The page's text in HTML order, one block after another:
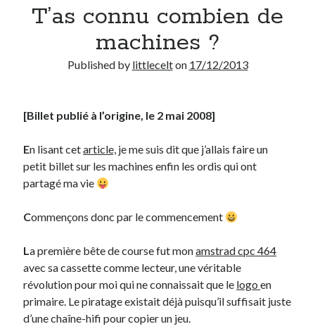
Quel Lyonnais es-tu, Renaud Ducher ?
A quand une véritable place pour le vélo à Caluire dans la Métropole de
Comment je vis ma vie sur un vélo
Derniers Commentaires
JFdansC’était pas mieux avant… à Lyon
littleceltdansComment j’ai opéré ma vélorution toute personnelle
AnthonydansComment j’ai opéré ma vélorution toute personnelle
personnelle
Commentaires récents
Entretien ménager dans
T’as vu quoi ? #52
JF
C’était pas mieux avant… à Lyon
T’as connu combien de
machines ?
Published by littlecelton 17/12/2013
[Billet publié à l’origine, le 2 mai 2008]
En lisant cetarticle, je me suis dit que j’allais faire un
petit billet sur les machines enfin les ordis qui ont
partagé ma vie
Commençons donc par le commencement
La première bête de course fut monamstrad cpc 464
avec sa cassette comme lecteur, une véritable
révolution pour moi qui ne connaissait que le logoen
primaire. Le piratage existait déjà puisqu’il suffisait juste
d’une chaîne-hifi pour copier un jeu.